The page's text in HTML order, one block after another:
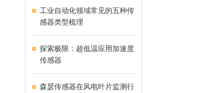
工业自动化领域常见的五种传
感器类型梳理
探索极限：超低温应用加速度
传感器
森瑟传感器在风电叶片监测行